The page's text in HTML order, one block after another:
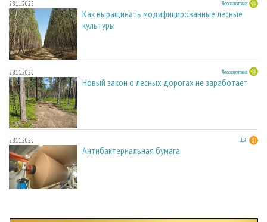
28.11.2025 Лесозаготовка
Как выращивать модифицированные лесные
культуры
28.11.2025 Лесозаготовка
Новый закон о лесных дорогах не заработает
28.11.2025 ЦБП
Антибактериальная бумага